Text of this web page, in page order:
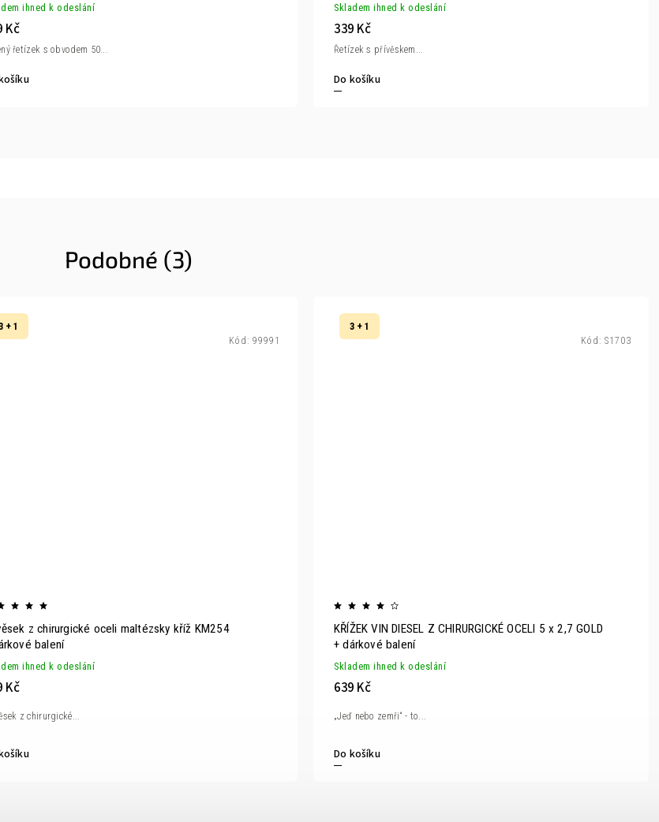
ihned k odeslání
Kč
řetízek s obvodem 50...
Skladem ihned k odeslání
339 Kč
Do košíku
Řetízek s přívěskem...
Podobné (3)
+ 1
z chirurgické oceli maltézsky kříž KM254
balení
ihned k odeslání
Kč
z chirurgické...
Kód: 99991
3 + 1
KŘÍŽEK VIN DIESEL Z CHIRURGICKÉ OCELI 5 x 2,7 GOLD
+ dárkové balení
Skladem ihned k odeslání
639 Kč
Do košíku
„Jeď nebo zemři“ - to...
Kód: S1703